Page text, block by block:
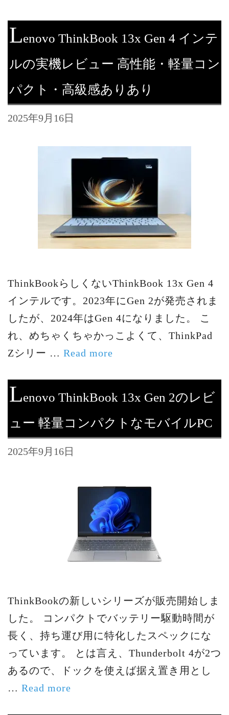
Lenovo ThinkBook 13x Gen 4 インテ
ルの実機レビュー 高性能・軽量コン
パクト・高級感ありあり
2025年9月16日
ThinkBookらしくないThinkBook 13x Gen 4
インテルです。2023年にGen 2が発売されま
したが、2024年はGen 4になりました。 こ
れ、めちゃくちゃかっこよくて、ThinkPad
Zシリー … Read more
Lenovo ThinkBook 13x Gen 2のレビ
ュー 軽量コンパクトなモバイルPC
2025年9月16日
ThinkBookの新しいシリーズが販売開始しま
した。 コンパクトでバッテリー駆動時間が
長く、持ち運び用に特化したスペックにな
っています。 とは言え、Thunderbolt 4が2つ
あるので、ドックを使えば据え置き用とし
… Read more